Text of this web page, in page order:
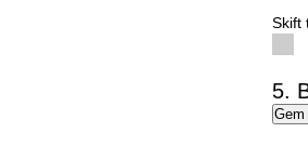
Skift
5.